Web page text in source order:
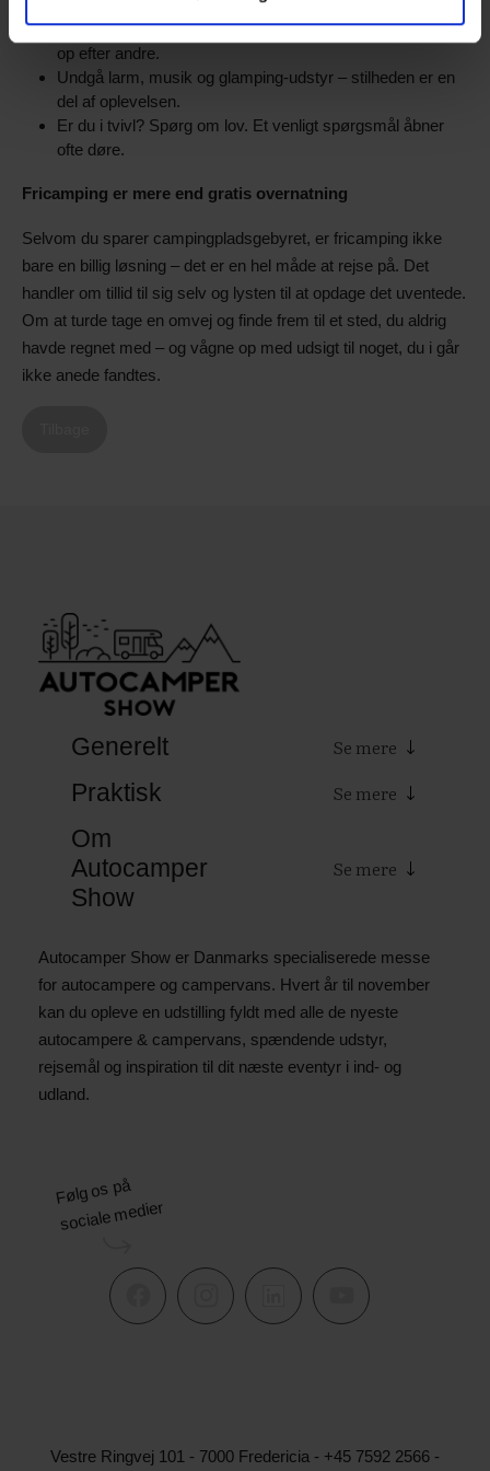
Hold dig til køretøjet – drop stole, borde og markiser.
Efterlad stedet, som du fandt det – eller endnu bedre: ryd
op efter andre.
Undgå larm, musik og glamping-udstyr – stilheden er en
del af oplevelsen.
Er du i tvivl? Spørg om lov. Et venligt spørgsmål åbner
ofte døre.
Fricamping er mere end gratis overnatning
Selvom du sparer campingpladsgebyret, er fricamping ikke
bare en billig løsning – det er en hel måde at rejse på. Det
handler om tillid til sig selv og lysten til at opdage det uventede.
Om at turde tage en omvej og finde frem til et sted, du aldrig
havde regnet med – og vågne op med udsigt til noget, du i går
ikke anede fandtes.
Generelt
Praktisk
Om
Autocamper
Show
Autocamper Show er Danmarks specialiserede messe
for autocampere og campervans. Hvert år til november
kan du opleve en udstilling fyldt med alle de nyeste
autocampere & campervans, spændende udstyr,
rejsemål og inspiration til dit næste eventyr i ind- og
udland.
Følg os på
sociale medier
Vestre Ringvej 101 - 7000 Fredericia - +45 7592 2566 -